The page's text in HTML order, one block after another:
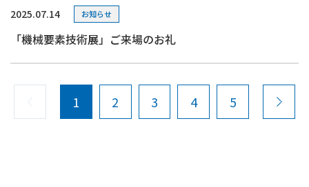
2025.07.14 お知らせ
「機械要素技術展」ご来場のお礼
1 2 3 4 5